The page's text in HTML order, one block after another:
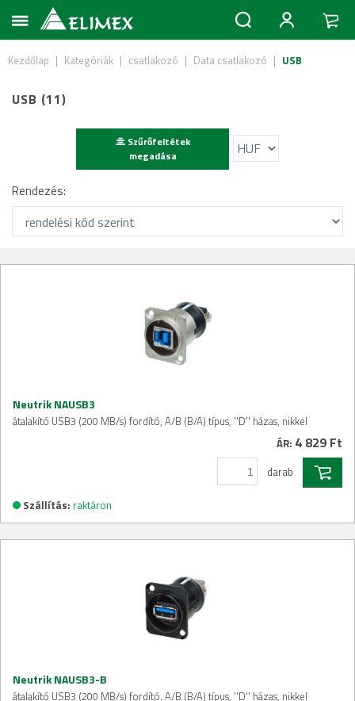
Kezdőlap | Kategóriák | csatlakozó | Data csatlakozó | USB
USB (11)
Szűrőfeltétek
megadása
Rendezés:
Neutrik NAUSB3
átalakító USB3 (200 MB/s) fordító, A/B (B/A) típus, ''D'' házas, nikkel
ÁR: 4 829 Ft
darab
Szállítás: raktáron
Neutrik NAUSB3-B
átalakító USB3 (200 MB/s) fordító, A/B (B/A) típus, ''D'' házas, nikkel